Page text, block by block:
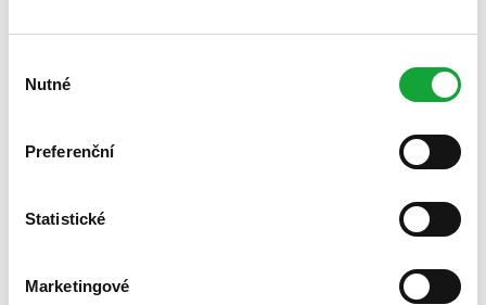
souhlasu
Nutné
Preferenční
Statistické
Marketingové